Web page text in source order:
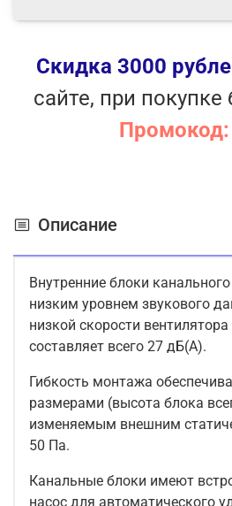
Скидка 3000
сайте, при
Промокод:
Описание
Внутренние блоки
низким уровнем звукового
низкой скорости
составляет всего 27 дБ(А).
Гибкость монтажа
размерами (высота блока
изменяемым внешним
50 Па.
Канальные блоки имеют
насос для автоматического